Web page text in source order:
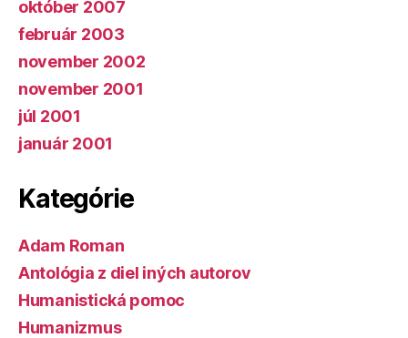
október 2007
február 2003
november 2002
november 2001
júl 2001
január 2001
Kategórie
Adam Roman
Antológia z diel iných autorov
Humanistická pomoc
Humanizmus